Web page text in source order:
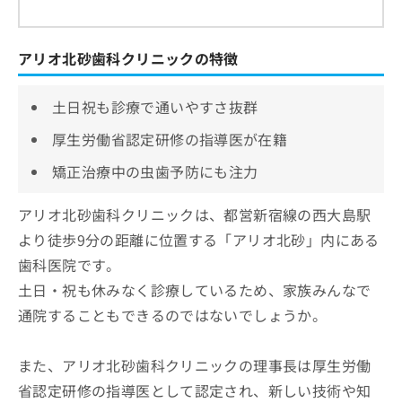
アリオ北砂歯科クリニックの特徴
土日祝も診療で通いやすさ抜群
厚生労働省認定研修の指導医が在籍
矯正治療中の虫歯予防にも注力
アリオ北砂歯科クリニックは、都営新宿線の西大島駅
より徒歩9分の距離に位置する「アリオ北砂」内にある
歯科医院です。
土日・祝も休みなく診療しているため、家族みんなで
通院することもできるのではないでしょうか。
また、アリオ北砂歯科クリニックの理事長は厚生労働
省認定研修の指導医として認定され、新しい技術や知